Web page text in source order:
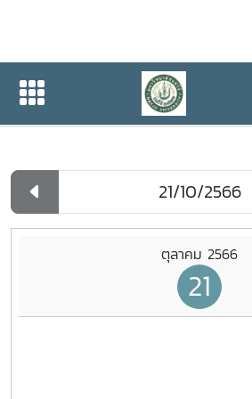
ปฏิทินกิจกรรมของห
ปฏิทินกิจกรรมของหน่วยงาน
ตุลาคม 2566
21